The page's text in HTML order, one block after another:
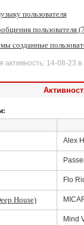
пользователя
пользователя
созданные
14-08-23 в
Alex
Flo
House)
Mind